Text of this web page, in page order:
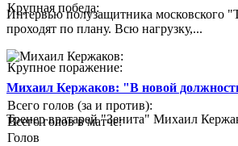
Интервью полузащитника московского
проходят по плану. Всю нагрузку,...
Михаил Кержаков: "В новой
Тренер вратарей "Зенита" Михаил
Крупная победа:
Крупное поражение:
Всего голов (за и против):
Всего голов в матче:
Голов